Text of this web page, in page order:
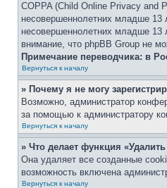
COPPA (Child Online Privacy and
несовершеннолетних младше 13
несовершеннолетних младше 13
внимание, что phpBB Group не
Примечание переводчика: в
Вернуться к началу
» Почему я не могу
Возможно, администратор
за помощью к администратору
Вернуться к началу
» Что делает функция
Она удаляет все созданные
возможность включена
Вернуться к началу